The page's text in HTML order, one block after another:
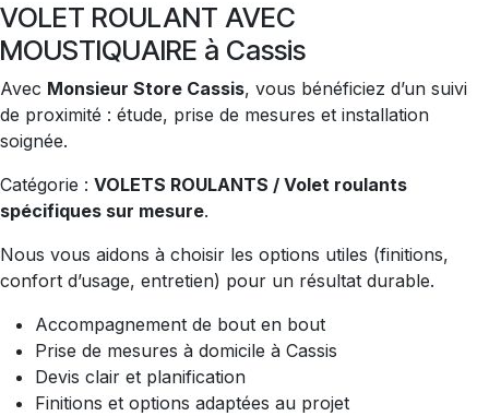
VOLET ROULANT AVEC
MOUSTIQUAIRE à Cassis
Avec Monsieur Store Cassis, vous bénéficiez d’un suivi
de proximité : étude, prise de mesures et installation
soignée.
Catégorie : VOLETS ROULANTS / Volet roulants
spécifiques sur mesure.
Nous vous aidons à choisir les options utiles (finitions,
confort d’usage, entretien) pour un résultat durable.
Accompagnement de bout en bout
Prise de mesures à domicile à Cassis
Devis clair et planification
Finitions et options adaptées au projet